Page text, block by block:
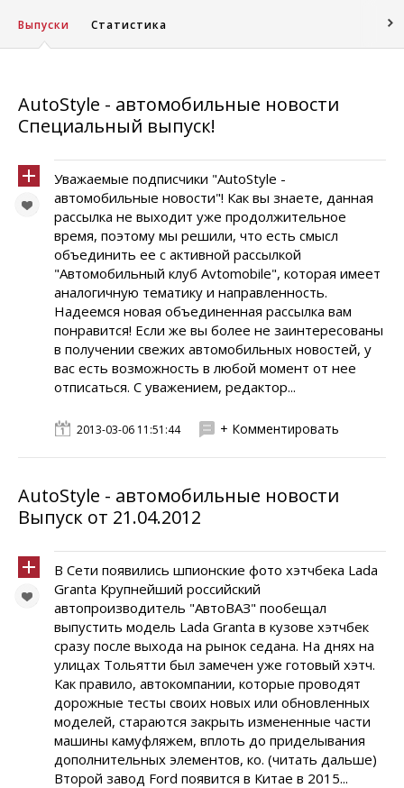
Выпуски Статистика
AutoStyle - автомобильные новости
Специальный выпуск!
Уважаемые подписчики "AutoStyle -
автомобильные новости"! Как вы знаете, данная
рассылка не выходит уже продолжительное
время, поэтому мы решили, что есть смысл
объединить ее с активной рассылкой
"Автомобильный клуб Avtomobile", которая имеет
аналогичную тематику и направленность.
Надеемся новая объединенная рассылка вам
понравится! Если же вы более не заинтересованы
в получении свежих автомобильных новостей, у
вас есть возможность в любой момент от нее
отписаться. С уважением, редактор...
2013-03-06 11:51:44 + Комментировать
AutoStyle - автомобильные новости
Выпуск от 21.04.2012
В Сети появились шпионские фото хэтчбека Lada
Granta Крупнейший российский
автопроизводитель "АвтоВАЗ" пообещал
выпустить модель Lada Granta в кузове хэтчбек
сразу после выхода на рынок седана. На днях на
улицах Тольятти был замечен уже готовый хэтч.
Как правило, автокомпании, которые проводят
дорожные тесты своих новых или обновленных
моделей, стараются закрыть измененные части
машины камуфляжем, вплоть до приделывания
дополнительных элементов, ко. (читать дальше)
Второй завод Ford появится в Китае в 2015...